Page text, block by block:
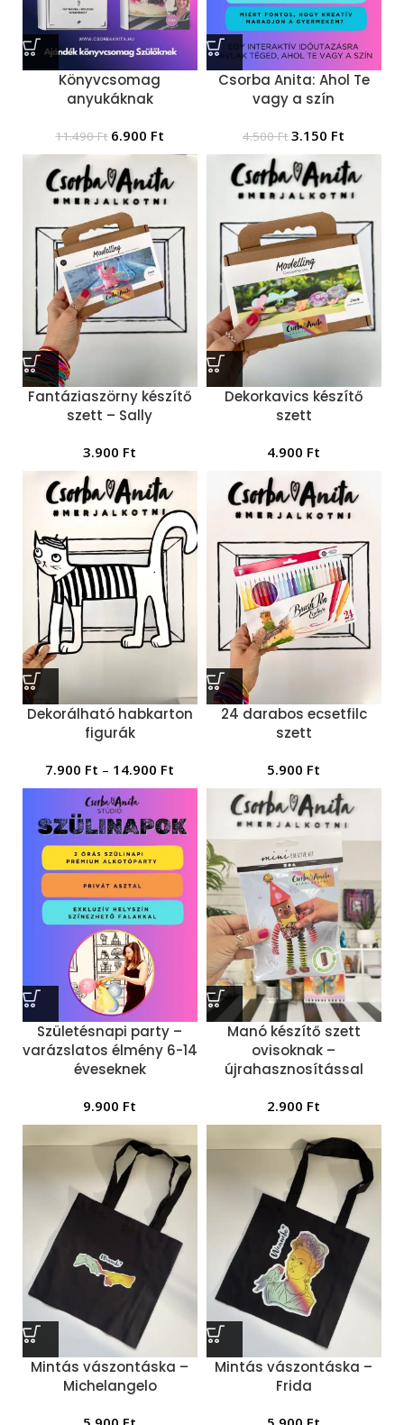
Könyvcsomag
anyukáknak
11.490Ft 6.900 Ft
Csorba Anita: Ahol Te
vagy a szín
4.500Ft 3.150 Ft
Fantáziaszörny készítő
szett – Sally
3.900 Ft
Dekorkavics készítő
szett
4.900 Ft
Dekorálható habkarton
figurák
7.900 Ft – 14.900 Ft
24 darabos ecsetfilc
szett
5.900 Ft
Születésnapi party –
varázslatos élmény 6-14
éveseknek
9.900 Ft
Manó készítő szett
ovisoknak –
újrahasznosítással
2.900 Ft
Mintás vászontáska –
Michelangelo
Mintás vászontáska –
Frida